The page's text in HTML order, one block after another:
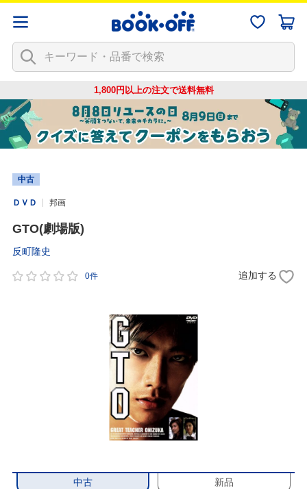
1,800円以上の注文で送料無料
中古
ＤＶＤ 邦画
GTO(劇場版)
反町隆史
0件 追加する
中古 新品